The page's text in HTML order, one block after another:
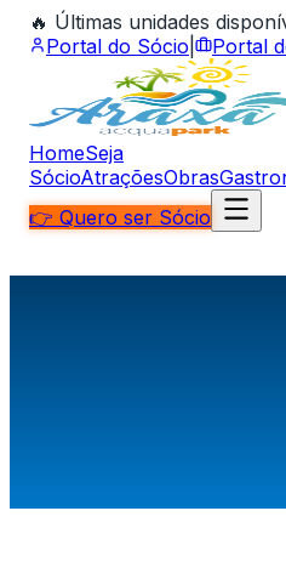
🔥 Últimas unidades
Portal do Sócio
Portal
HomeSeja
SócioAtraçõesObras
👉 Quero ser Sócio